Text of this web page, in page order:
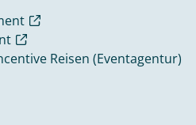
Reisen (Eventagentur)